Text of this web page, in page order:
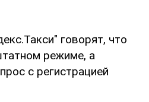
говорят, что
режиме, а
с регистрацией